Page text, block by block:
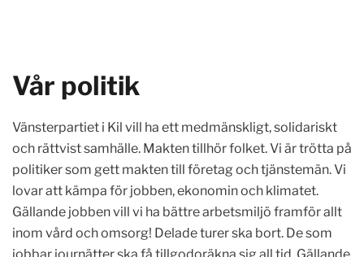
Vår politik
Vänsterpartiet i Kil vill ha ett medmänskligt, solidariskt
och rättvist samhälle. Makten tillhör folket. Vi är trötta på
politiker som gett makten till företag och tjänstemän. Vi
lovar att kämpa för jobben, ekonomin och klimatet.
Gällande jobben vill vi ha bättre arbetsmiljö framför allt
inom vård och omsorg! Delade turer ska bort. De som